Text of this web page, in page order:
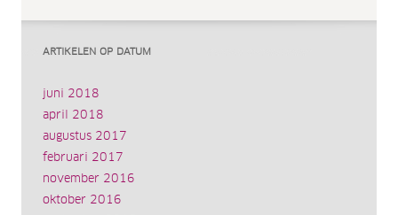
ARTIKELEN OP DATUM
juni 2018
april 2018
augustus 2017
februari 2017
november 2016
oktober 2016